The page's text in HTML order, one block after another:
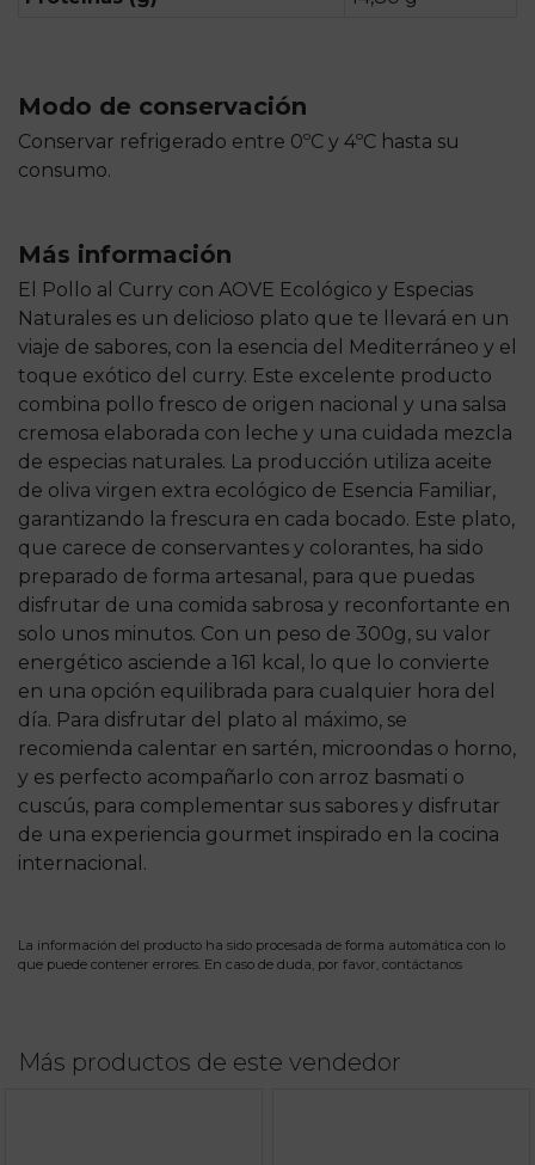
Modo de conservación
Conservar refrigerado entre 0ºC y 4ºC hasta su
consumo.
Más información
El Pollo al Curry con AOVE Ecológico y Especias
Naturales es un delicioso plato que te llevará en un
viaje de sabores, con la esencia del Mediterráneo y el
toque exótico del curry. Este excelente producto
combina pollo fresco de origen nacional y una salsa
cremosa elaborada con leche y una cuidada mezcla
de especias naturales. La producción utiliza aceite
de oliva virgen extra ecológico de Esencia Familiar,
garantizando la frescura en cada bocado. Este plato,
que carece de conservantes y colorantes, ha sido
preparado de forma artesanal, para que puedas
disfrutar de una comida sabrosa y reconfortante en
solo unos minutos. Con un peso de 300g, su valor
energético asciende a 161 kcal, lo que lo convierte
en una opción equilibrada para cualquier hora del
día. Para disfrutar del plato al máximo, se
recomienda calentar en sartén, microondas o horno,
y es perfecto acompañarlo con arroz basmati o
cuscús, para complementar sus sabores y disfrutar
de una experiencia gourmet inspirado en la cocina
internacional.
La información del producto ha sido procesada de forma automática con lo
que puede contener errores. En caso de duda, por favor, contáctanos
Más productos de este vendedor